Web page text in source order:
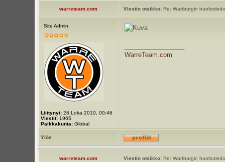
warreteam.com Viestin otsikko:Re: Wartburgin
Site Admin
Liittynyt:26 Loka 2010, 00:46
Viestit:1965
Paikkakunta:Global
WarreTeam.com
Ylös
warreteam.com Viestin otsikko:Re: Wartburgin